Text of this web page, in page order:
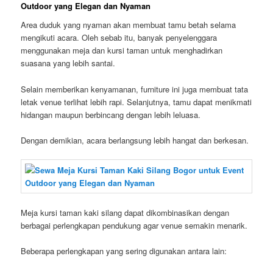
Outdoor yang Elegan dan Nyaman
Area duduk yang nyaman akan membuat tamu betah selama
mengikuti acara. Oleh sebab itu, banyak penyelenggara
menggunakan meja dan kursi taman untuk menghadirkan
suasana yang lebih santai.
Selain memberikan kenyamanan, furniture ini juga membuat tata
letak venue terlihat lebih rapi. Selanjutnya, tamu dapat menikmati
hidangan maupun berbincang dengan lebih leluasa.
Dengan demikian, acara berlangsung lebih hangat dan berkesan.
Meja kursi taman kaki silang dapat dikombinasikan dengan
berbagai perlengkapan pendukung agar venue semakin menarik.
Beberapa perlengkapan yang sering digunakan antara lain: